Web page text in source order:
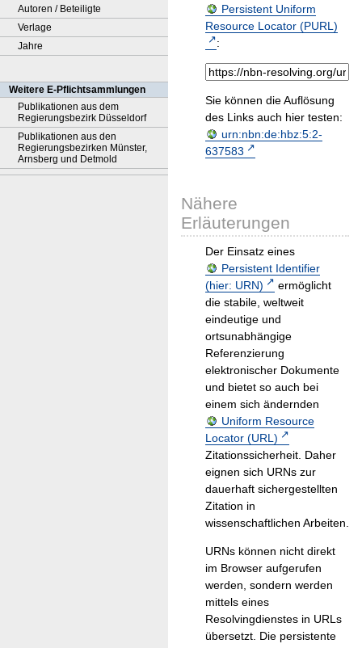
Autoren / Beteiligte
Verlage
Jahre
Weitere E-Pflichtsammlungen
Publikationen aus dem
Regierungsbezirk Düsseldorf
Publikationen aus den
Regierungsbezirken Münster,
Arnsberg und Detmold
Persistent Uniform
Resource Locator (PURL)
:
Sie können die Auflösung
des Links auch hier testen:
urn:nbn:de:hbz:5:2-
637583
Nähere
Erläuterungen
Der Einsatz eines
Persistent Identifier
(hier: URN)
ermöglicht
die stabile, weltweit
eindeutige und
ortsunabhängige
Referenzierung
elektronischer Dokumente
und bietet so auch bei
einem sich ändernden
Uniform Resource
Locator (URL)
Zitationssicherheit. Daher
eignen sich URNs zur
dauerhaft sichergestellten
Zitation in
wissenschaftlichen Arbeiten.
URNs können nicht direkt
im Browser aufgerufen
werden, sondern werden
mittels eines
Resolvingdienstes in URLs
übersetzt. Die persistente